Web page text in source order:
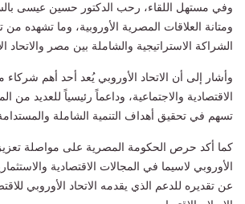
وفي مستهل اللقاء، رحب الدكتور حسين عيسى
ومتانة العلاقات المصرية الأوروبية، وما تشهده
الشراكة الاستراتيجية والشاملة بين مصر والاتحاد
وأشار إلى أن الاتحاد الأوروبي يُعد أحد أهم
الاقتصادية والاجتماعية، وداعماً رئيسياً للعديد من
تسهم في تحقيق أهداف التنمية الشاملة
كما أكد حرص الحكومة المصرية على مواصلة تعزيز
الأوروبي لاسيما في المجالات الاقتصادية
عن تقديره للدعم الذي يقدمه الاتحاد الأوروبي